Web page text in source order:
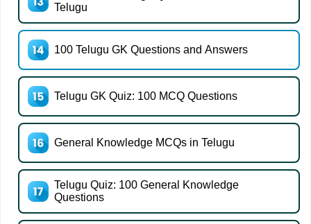
Telugu
100 Telugu GK Questions and Answers
Telugu GK Quiz: 100 MCQ Questions
General Knowledge MCQs in Telugu
Telugu Quiz: 100 General Knowledge
Questions